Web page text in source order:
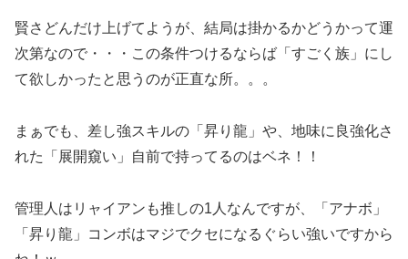
賢さどんだけ上げてようが、結局は掛かるかどうかって運
次第なので・・・この条件つけるならば「すごく族」にし
て欲しかったと思うのが正直な所。。。
まぁでも、差し強スキルの「昇り龍」や、地味に良強化さ
れた「展開窺い」自前で持ってるのはベネ！！
管理人はリャイアンも推しの1人なんですが、「アナボ」
「昇り龍」コンボはマジでクセになるぐらい強いですから